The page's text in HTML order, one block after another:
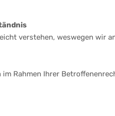
verstehen, weswegen wir
Rahmen Ihrer